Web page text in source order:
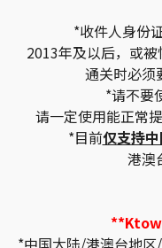
*收件人身份
2013年及以后，或被
通关时必须
*请不要
请一定使用能正常
*目前仅支持
港澳
*中国大陆/港澳台地区